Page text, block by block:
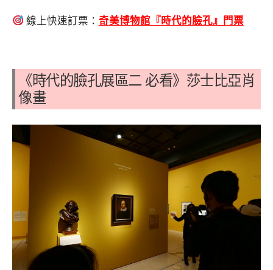
線上快速訂票： 奇美博物館『時代的臉孔』門票
《時代的臉孔展區二 必看》莎士比亞肖
像畫